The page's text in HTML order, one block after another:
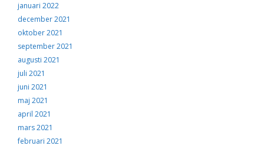
januari 2022
december 2021
oktober 2021
september 2021
augusti 2021
juli 2021
juni 2021
maj 2021
april 2021
mars 2021
februari 2021